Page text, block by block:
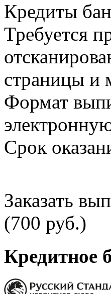
Кредиты
Требуется
страницы и
Формат
Срок
Заказать
(700 руб.)
Кредитное